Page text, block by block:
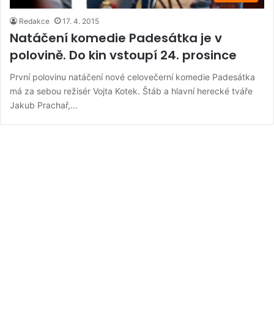
Redakce 17. 4. 2015
Natáčení komedie Padesátka je v
polovině. Do kin vstoupí 24. prosince
První polovinu natáčení nové celovečerní komedie Padesátka
má za sebou režisér Vojta Kotek. Štáb a hlavní herecké tváře
Jakub Prachař,…